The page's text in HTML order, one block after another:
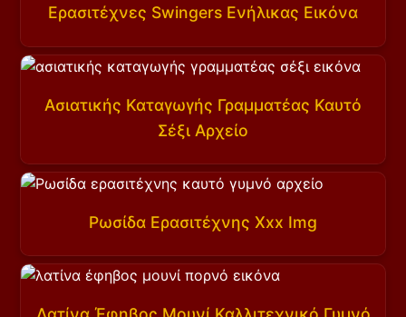
Ερασιτέχνες Swingers Ενήλικας Εικόνα
Ασιατικής Καταγωγής Γραμματέας Καυτό
Σέξι Αρχείο
Ρωσίδα Ερασιτέχνης Xxx Img